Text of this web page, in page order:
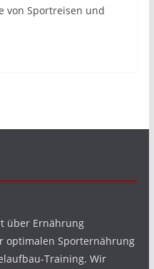
von Sportreisen und
über Ernährung
optimalen Sporternährung
Training. Wir